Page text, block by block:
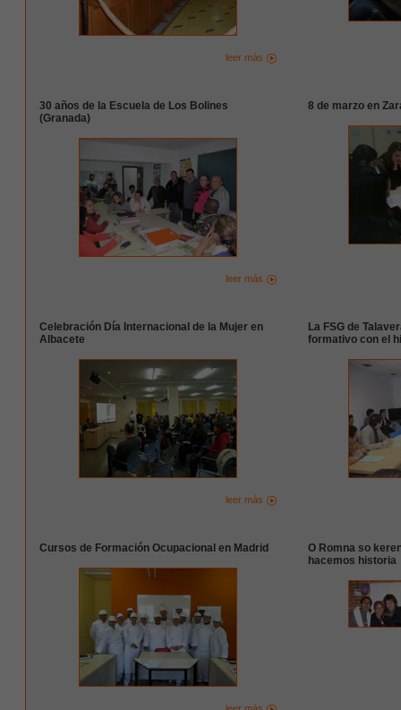
leer más
30 años de la Escuela de Los Bolines
(Granada)
leer más
8 de marzo en
Celebración Día Internacional de la Mujer en
Albacete
leer más
La FSG de
formativo con el
Cursos de Formación Ocupacional en Madrid
O Romna so
hacemos historia